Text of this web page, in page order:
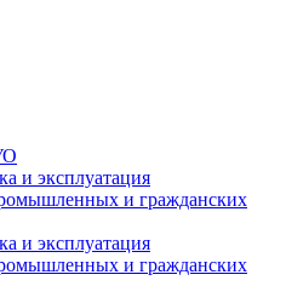
и эксплуатация
и гражданских
и эксплуатация
и гражданских